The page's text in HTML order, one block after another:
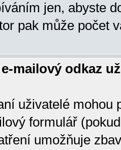
jen, abyste
pak může počet
mailový odkaz
uživatelé mohou
formulář
umožňuje